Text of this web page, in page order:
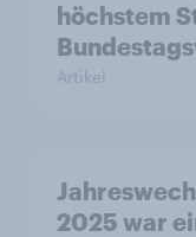
höchstem
Artikel
2025 war